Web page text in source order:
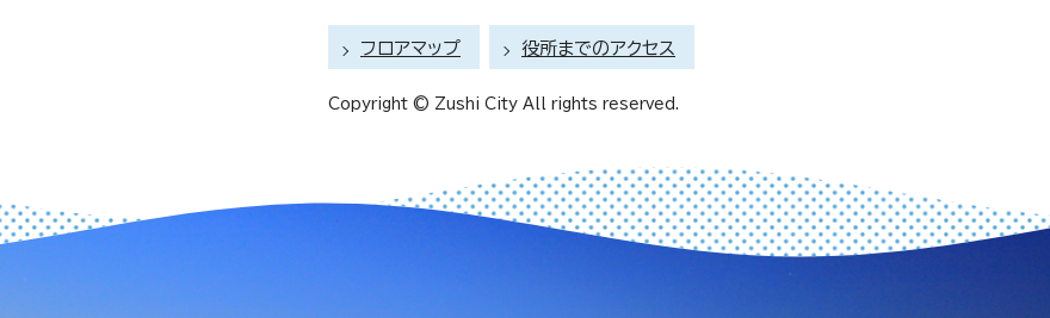
フロアマップ 役所までのアクセス
Copyright © Zushi City All rights reserved.